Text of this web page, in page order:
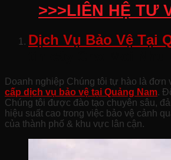
>>>LIÊN HỆ TƯ
Dịch Vụ Bảo Vệ Tại
Doanh nghiệp Chúng tôi tự hào là đơn
cấp dịch vụ bảo vệ tại Quảng Nam.
Chúng tôi được đào tạo chuyên sâu,
hiệu suất cao trong việc bảo vệ cảnh
của thành phố & khu vực lân cận.